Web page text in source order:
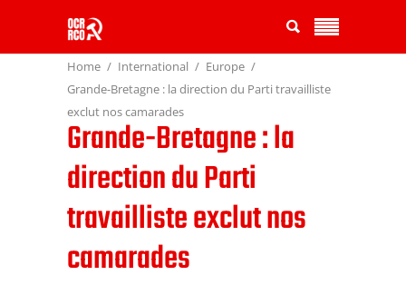
Home International
Europe
Grande-Bretagne : la direction du Parti travailliste
exclut nos camarades
Grande-Bretagne : la
direction du Parti
travailliste exclut nos
camarades